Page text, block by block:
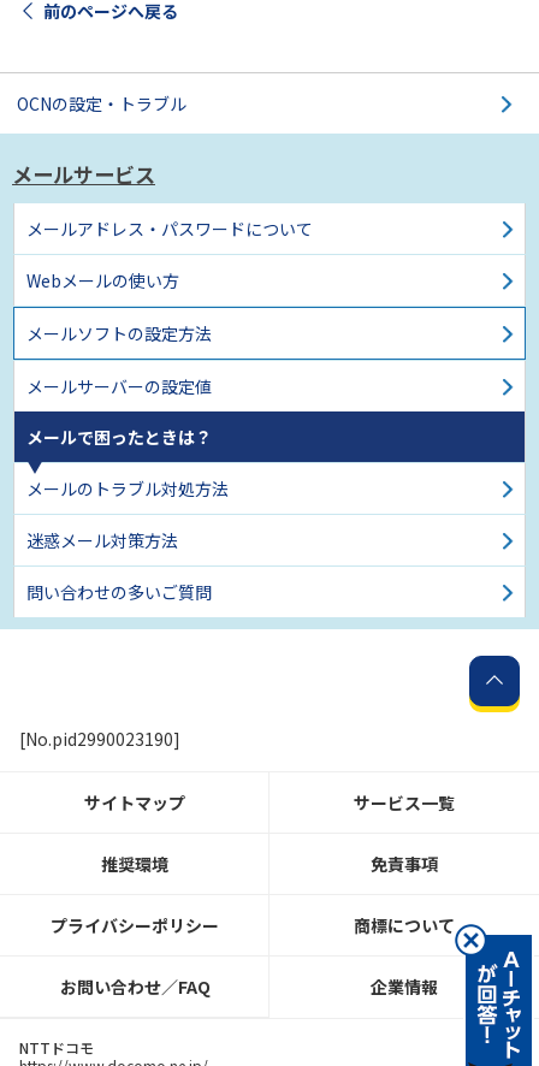
前のページへ戻る
OCNの設定・トラブル
メールサービス
メールアドレス・パスワードについて
Webメールの使い方
メールソフトの設定方法
メールサーバーの設定値
メールで困ったときは？
メールのトラブル対処方法
迷惑メール対策方法
問い合わせの多いご質問
[No.pid2990023190]
サイトマップ サービス一覧
推奨環境 免責事項
プライバシーポリシー 商標について
お問い合わせ／FAQ 企業情報
NTTドコモ